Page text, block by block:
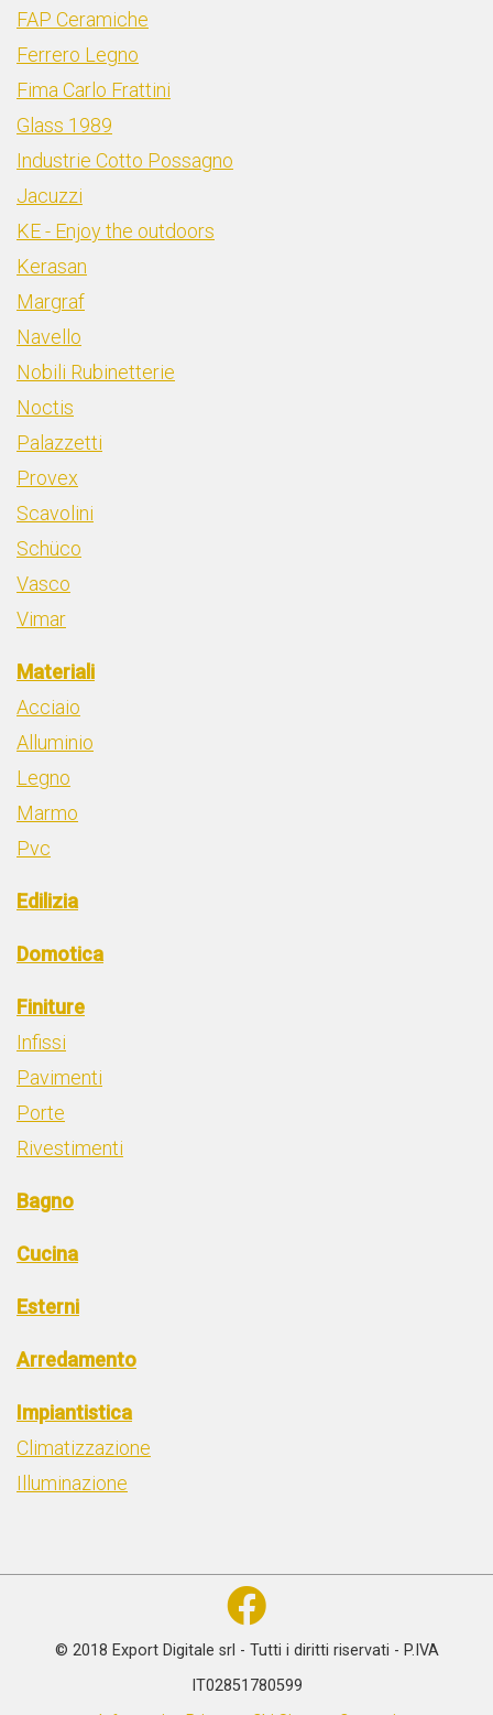
FAP Ceramiche
Ferrero Legno
Fima Carlo Frattini
Glass 1989
Industrie Cotto Possagno
Jacuzzi
KE - Enjoy the outdoors
Kerasan
Margraf
Navello
Nobili Rubinetterie
Noctis
Palazzetti
Provex
Scavolini
Schüco
Vasco
Vimar
Materiali
Acciaio
Alluminio
Legno
Marmo
Pvc
Edilizia
Domotica
Finiture
Infissi
Pavimenti
Porte
Rivestimenti
Bagno
Cucina
Esterni
Arredamento
Impiantistica
Climatizzazione
Illuminazione
© 2018 Export Digitale srl - Tutti i diritti riservati - P.IVA
IT02851780599